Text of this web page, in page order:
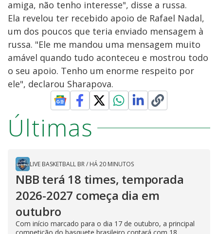
amiga, não tenho interesse", disse a russa.
Ela revelou ter recebido apoio de Rafael Nadal,
um dos poucos que teria enviado mensagem à
russa. "Ele me mandou uma mensagem muito
amável quando tudo aconteceu e mostrou todo
o seu apoio. Tenho um enorme respeito por
ele", declarou Sharapova.
Últimas
LIVE BASKETBALL BR/ HÁ 20 MINUTOS
NBB terá 18 times, temporada
2026-2027 começa dia em
outubro
Com início marcado para o dia 17 de outubro, a principal